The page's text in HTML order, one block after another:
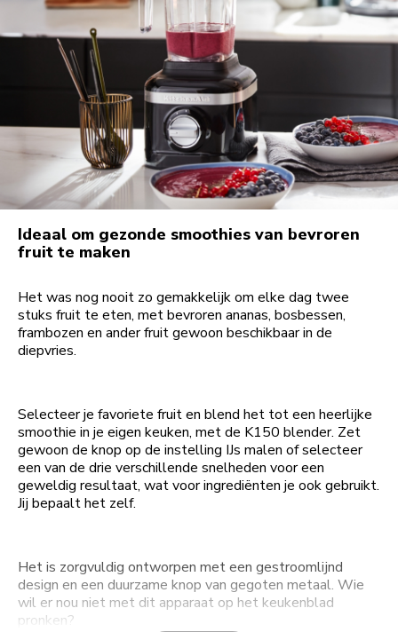
Ideaal om gezonde smoothies van bevroren
fruit te maken
Het was nog nooit zo gemakkelijk om elke dag twee
stuks fruit te eten, met bevroren ananas, bosbessen,
frambozen en ander fruit gewoon beschikbaar in de
diepvries.
Selecteer je favoriete fruit en blend het tot een heerlijke
smoothie in je eigen keuken, met de K150 blender. Zet
gewoon de knop op de instelling IJs malen of selecteer
een van de drie verschillende snelheden voor een
geweldig resultaat, wat voor ingrediënten je ook gebruikt.
Jij bepaalt het zelf.
Het is zorgvuldig ontworpen met een gestroomlijnd
design en een duurzame knop van gegoten metaal. Wie
wil er nou niet met dit apparaat op het keukenblad
pronken?